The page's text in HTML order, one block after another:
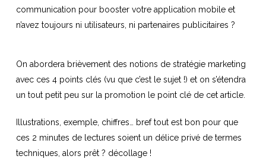
communication pour booster votre application mobile et
n’avez toujours ni utilisateurs, ni partenaires publicitaires ?
On abordera brièvement des notions de stratégie marketing
avec ces 4 points clés (vu que c’est le sujet !) et on s’étendra
un tout petit peu sur la promotion le point clé de cet article.
Illustrations, exemple, chiffres… bref tout est bon pour que
ces 2 minutes de lectures soient un délice privé de termes
techniques, alors prêt ? décollage !